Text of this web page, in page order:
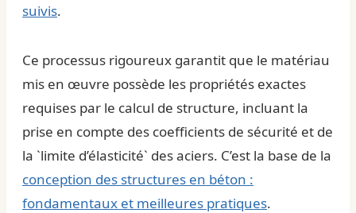
suivis.
Ce processus rigoureux garantit que le matériau
mis en œuvre possède les propriétés exactes
requises par le calcul de structure, incluant la
prise en compte des coefficients de sécurité et de
la `limite d’élasticité` des aciers. C’est la base de la
conception des structures en béton :
fondamentaux et meilleures pratiques.